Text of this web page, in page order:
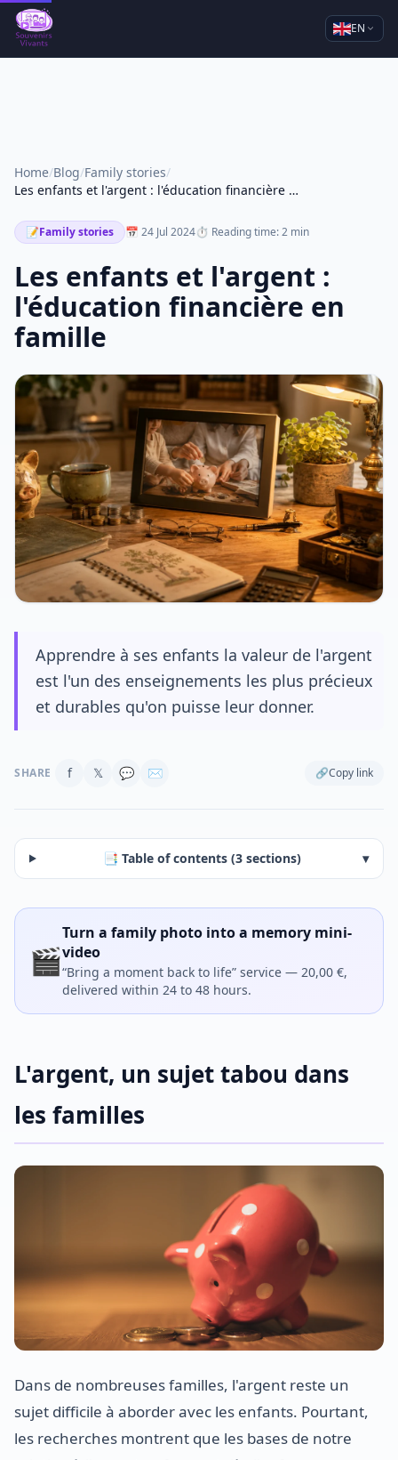
EN
Home/Blog/Family stories/
Les enfants et l'argent : l'éducation financière en famille
📝Family stories 📅 24 Jul 2024⏱ Reading time: 2 min
Les enfants et l'argent :
l'éducation financière en
famille
Apprendre à ses enfants la valeur de l'argent
est l'un des enseignements les plus précieux
et durables qu'on puisse leur donner.
SHARE f 𝕏 💬 ✉ 🔗Copy link
📑 Table of contents (3 sections) ▾
🎬
Turn a family photo into a memory mini-
video
“Bring a moment back to life” service — 20,00 €,
delivered within 24 to 48 hours.
L'argent, un sujet tabou dans
les familles
Dans de nombreuses familles, l'argent reste un
sujet difficile à aborder avec les enfants. Pourtant,
les recherches montrent que les bases de notre